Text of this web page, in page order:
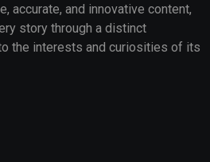
accurate, and innovative content,
story through a distinct
the interests and curiosities of its